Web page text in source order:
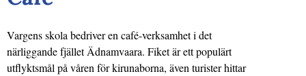
Vargens skola bedriver en café-verksamhet i det
närliggande fjället Ädnamvaara. Fiket är ett populärt
utflyktsmål på våren för kirunaborna, även turister hittar